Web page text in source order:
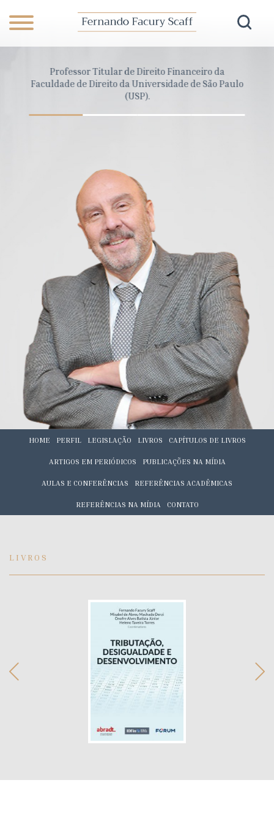
Professor Titular de Direito Financeiro da
Faculdade de Direito da Universidade de São Paulo
(USP).
HOME PERFIL LEGISLAÇÃO LIVROS CAPÍTULOS DE LIVROS
ARTIGOS EM PERIÓDICOS PUBLICAÇÕES NA MÍDIA
AULAS E CONFERÊNCIAS REFERÊNCIAS ACADÊMICAS
REFERÊNCIAS NA MÍDIA CONTATO
LIVROS